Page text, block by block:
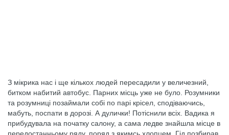
З мікрика нас і ще кількох людей пересадили у величезний,
битком набитий автобус. Парних місць уже не було. Розумники
та розумниці позаймали собі по парі крісел, сподіваючись,
мабуть, поспати в дорозі. А дулички! Потіснили всіх. Вадика я
прибудувала на початку салону, а сама ледве знайшла місце в